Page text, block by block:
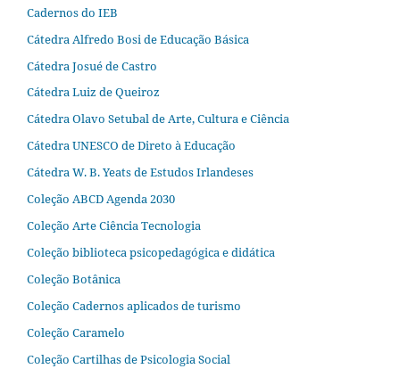
Cadernos do IEB
Cátedra Alfredo Bosi de Educação Básica
Cátedra Josué de Castro
Cátedra Luiz de Queiroz
Cátedra Olavo Setubal de Arte, Cultura e Ciência
Cátedra UNESCO de Direto à Educação
Cátedra W. B. Yeats de Estudos Irlandeses
Coleção ABCD Agenda 2030
Coleção Arte Ciência Tecnologia
Coleção biblioteca psicopedagógica e didática
Coleção Botânica
Coleção Cadernos aplicados de turismo
Coleção Caramelo
Coleção Cartilhas de Psicologia Social